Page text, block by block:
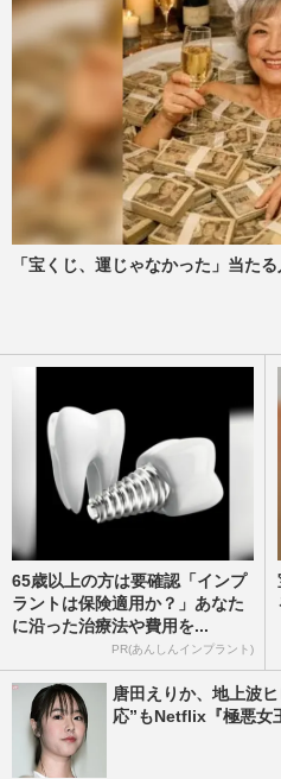
「宝くじ、運じゃなかった」当た
65歳以上の方は要確認「インプ
ラントは保険適用か？」あなた
に沿った治療法や費用を...
PR(あんしんインプラント)
唐田えりか、地上波
応”もNetflix『極悪女